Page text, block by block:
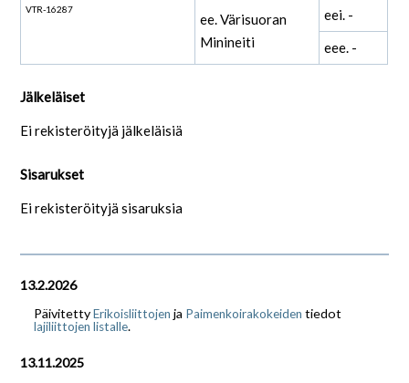
VTR-16287
ee. Värisuoran
Minineiti
eei. -
eee. -
Jälkeläiset
Ei rekisteröityjä jälkeläisiä
Sisarukset
Ei rekisteröityjä sisaruksia
13.2.2026
PäivitettyErikoisliittojen ja Paimenkoirakokeiden tiedot
lajiliittojen listalle.
13.11.2025